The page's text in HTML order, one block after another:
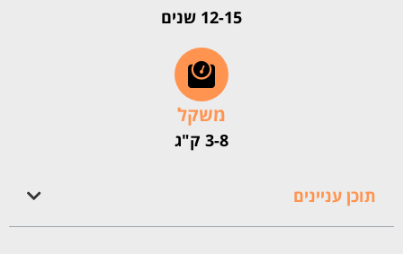
12-15 שנים
משקל
3-8 ק"ג
תוכן עניינים